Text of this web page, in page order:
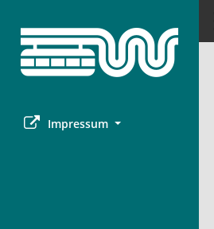
Impressum